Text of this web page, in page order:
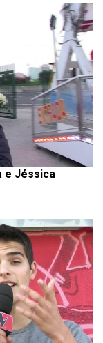
e Jéssica